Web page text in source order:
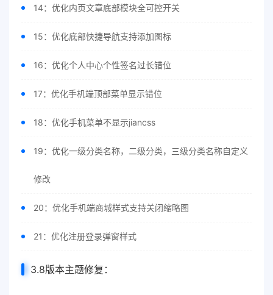
14：优化内页文章底部模块全可控开关
15：优化底部快捷导航支持添加图标
16：优化个人中心个性签名过长错位
17：优化手机端顶部菜单显示错位
18：优化手机菜单不显示jiancss
19：优化一级分类名称，二级分类，三级分类名称自定义
修改
20：优化手机端商城样式支持关闭缩略图
21：优化注册登录弹窗样式
3.8版本主题修复：